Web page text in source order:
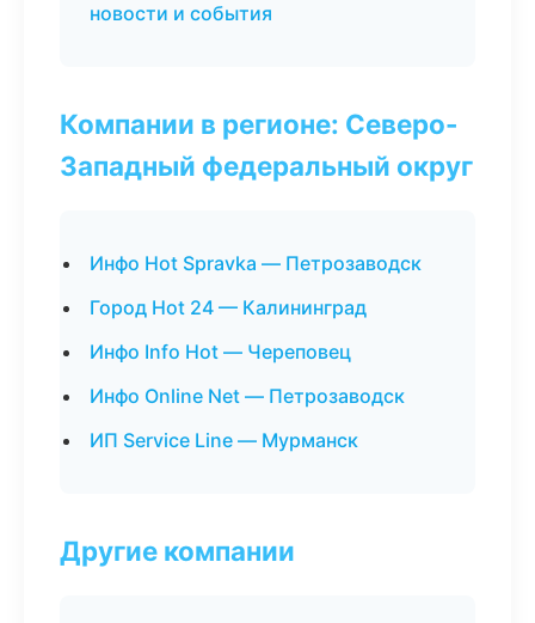
новости и события
Компании в регионе: Северо-
Западный федеральный округ
Инфо Hot Spravka — Петрозаводск
Город Hot 24 — Калининград
Инфо Info Hot — Череповец
Инфо Online Net — Петрозаводск
ИП Service Line — Мурманск
Другие компании